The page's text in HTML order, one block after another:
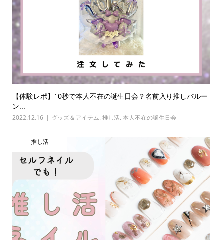
【体験レポ】10秒で本人不在の誕生日会？名前入り推しバルー
ン...
2022.12.16 グッズ＆アイテム, 推し活, 本人不在の誕生日会
推し活